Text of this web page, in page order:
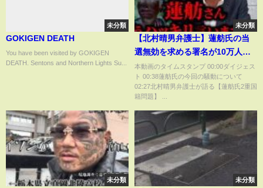
未分類
GOKIGEN DEATH
You have been visited by GOKIGEN
DEATH. Sentons and Northern Lights Su...
未分類
【北村晴男弁護士】蓮舫氏の当
選無効を求める署名が10万人突
破…蓮舫議員についてぶっちゃ
けます
本動画のタイムスタンプ 00:00ダイジェス
ト 00:38蓮舫氏の今回の騒動について
02:27北村晴男弁護士が語る【蓮舫氏2重国
籍問題】 ...
未分類 未分類